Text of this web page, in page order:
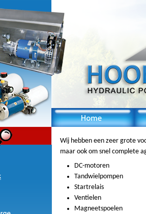
Wij hebben een zeer grote
maar ook om snel complete
DC-motoren
Tandwielpompen
Startrelais
Ventielen
Magneetspoelen